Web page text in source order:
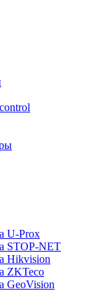
U-Prox
STOP-NET
Hikvision
ZKTeco
GeoVision